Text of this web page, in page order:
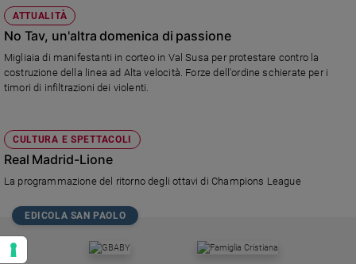
ATTUALITÀ
No Tav, un'altra domenica di passione
Migliaia di manifestanti in corteo in Val Susa per protestare contro la
costruzione della linea ad Alta velocità. Forze dell'ordine schierate per i
timori di infiltrazioni dei violenti.
CULTURA E SPETTACOLI
Real Madrid-Lione
La programmazione del ritorno degli ottavi di Champions League
EDICOLA SAN PAOLO